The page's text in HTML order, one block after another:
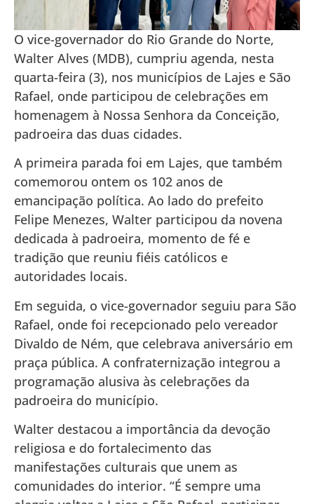
O vice-governador do Rio Grande do Norte,
Walter Alves (MDB), cumpriu agenda, nesta
quarta-feira (3), nos municípios de Lajes e São
Rafael, onde participou de celebrações em
homenagem à Nossa Senhora da Conceição,
padroeira das duas cidades.
A primeira parada foi em Lajes, que também
comemorou ontem os 102 anos de
emancipação política. Ao lado do prefeito
Felipe Menezes, Walter participou da novena
dedicada à padroeira, momento de fé e
tradição que reuniu fiéis católicos e
autoridades locais.
Em seguida, o vice-governador seguiu para São
Rafael, onde foi recepcionado pelo vereador
Divaldo de Ném, que celebrava aniversário em
praça pública. A confraternização integrou a
programação alusiva às celebrações da
padroeira do município.
Walter destacou a importância da devoção
religiosa e do fortalecimento das
manifestações culturais que unem as
comunidades do interior. “É sempre uma